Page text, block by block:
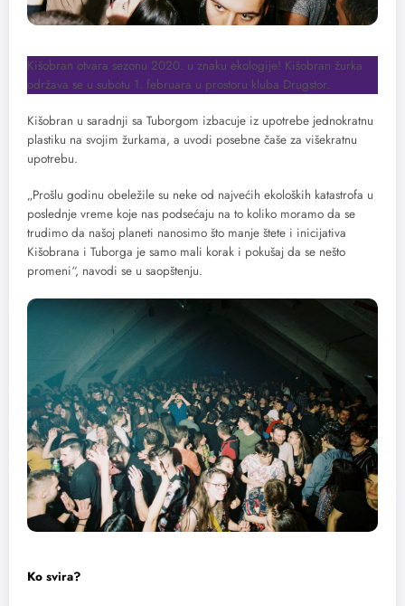
Kišobran otvara sezonu 2020. u znaku ekologije! Kišobran žurka
održava se u subotu 1. februara u prostoru kluba Drugstor.
Kišobran u saradnji sa Tuborgom izbacuje iz upotrebe jednokratnu
plastiku na svojim žurkama, a uvodi posebne čaše za višekratnu
upotrebu.
„Prošlu godinu obeležile su neke od najvećih ekoloških katastrofa u
poslednje vreme koje nas podsećaju na to koliko moramo da se
trudimo da našoj planeti nanosimo što manje štete i inicijativa
Kišobrana i Tuborga je samo mali korak i pokušaj da se nešto
promeni“, navodi se u saopštenju.
Ko svira?